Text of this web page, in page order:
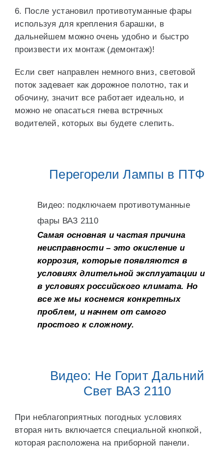
6. После установил противотуманные фары
используя для крепления барашки, в
дальнейшем можно очень удобно и быстро
произвести их монтаж (демонтаж)!
Если свет направлен немного вниз, световой
поток задевает как дорожное полотно, так и
обочину, значит все работает идеально, и
можно не опасаться гнева встречных
водителей, которых вы будете слепить.
Перегорели Лампы в ПТФ
Видео: подключаем противотуманные
фары ВАЗ 2110
Самая основная и частая причина
неисправности – это окисление и
коррозия, которые появляются в
условиях длительной эксплуатации и
в условиях российского климата. Но
все же мы коснемся конкретных
проблем, и начнем от самого
простого к сложному.
Видео: Не Горит Дальний
Свет ВАЗ 2110
При неблагоприятных погодных условиях
вторая нить включается специальной кнопкой,
которая расположена на приборной панели.